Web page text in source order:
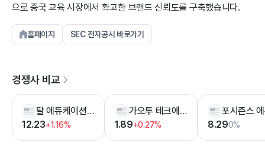
으로 중국 교육 시장에서 확고한 브랜드 신뢰도를 구축했습니다.
홈페이지 SEC 전자공시 바로가기
경쟁사 비교
탈 에듀케이션 그룹
12.23+1.16%
가오투 테크에듀
1.89+0.27% 8.290%